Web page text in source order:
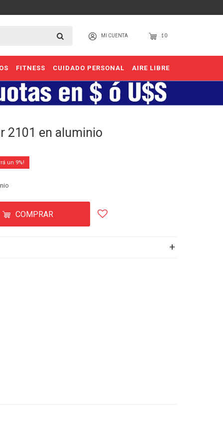
FITNESS CUIDADO PERSONAL AIRE LIBRE
$ 0
2101 en aluminio
9
COMPRAR